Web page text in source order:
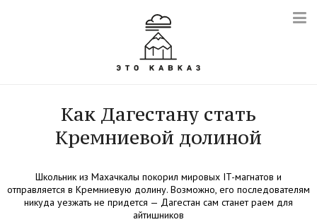
Как Дагестану стать
Кремниевой долиной
Школьник из Махачкалы покорил мировых IT-магнатов и
отправляется в Кремниевую долину. Возможно, его последователям
никуда уезжать не придется — Дагестан сам станет раем для
айтишников